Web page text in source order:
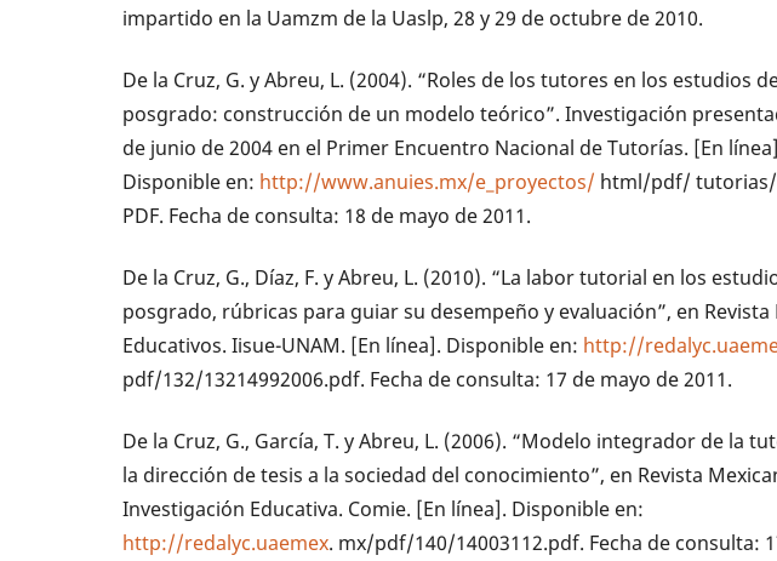
impartido en la Uamzm de la Uaslp, 28 y 29 de octubre de 2010.
De la Cruz, G. y Abreu, L. (2004). “Roles de los tutores en los estudios
posgrado: construcción de un modelo teórico”. Investigación
de junio de 2004 en el Primer Encuentro Nacional de Tutorías. [En
Disponible en: http://www.anuies.mx/e_proyectos/ html/pdf/ tutorias/
PDF. Fecha de consulta: 18 de mayo de 2011.
De la Cruz, G., Díaz, F. y Abreu, L. (2010). “La labor tutorial en los
posgrado, rúbricas para guiar su desempeño y evaluación”, en Revista
Educativos. Iisue-UNAM. [En línea]. Disponible en: http://
pdf/132/13214992006.pdf. Fecha de consulta: 17 de mayo de 2011.
De la Cruz, G., García, T. y Abreu, L. (2006). “Modelo integrador de la
la dirección de tesis a la sociedad del conocimiento”, en Revista
Investigación Educativa. Comie. [En línea]. Disponible en:
http://redalyc.uaemex. mx/pdf/140/14003112.pdf. Fecha de consulta: